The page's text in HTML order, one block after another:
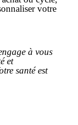
votre
à vous
et
santé est